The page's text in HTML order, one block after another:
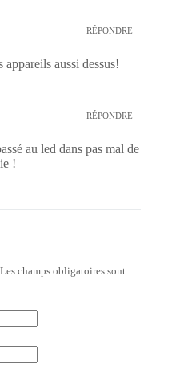
RÉPONDRE
aussi dessus!
RÉPONDRE
au led dans pas mal de
!
Les champs obligatoires sont